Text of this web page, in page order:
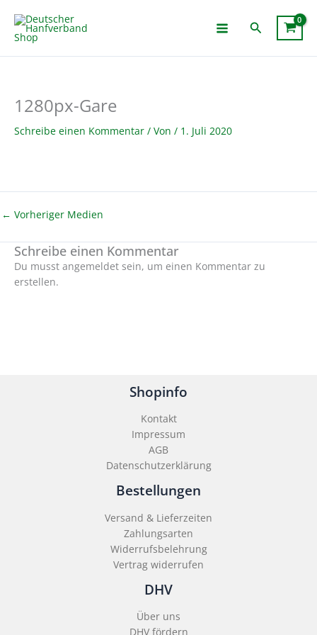
Inhalt
springen
Suchen
1280px-Gare
Schreibe einen Kommentar / Von / 1. Juli 2020
← Vorheriger Medien
Schreibe einen Kommentar
Du musst angemeldet sein, um einen Kommentar zu
erstellen.
Shopinfo
Kontakt
Impressum
AGB
Datenschutzerklärung
Bestellungen
Versand & Lieferzeiten
Zahlungsarten
Widerrufsbelehrung
Vertrag widerrufen
DHV
Über uns
DHV fördern